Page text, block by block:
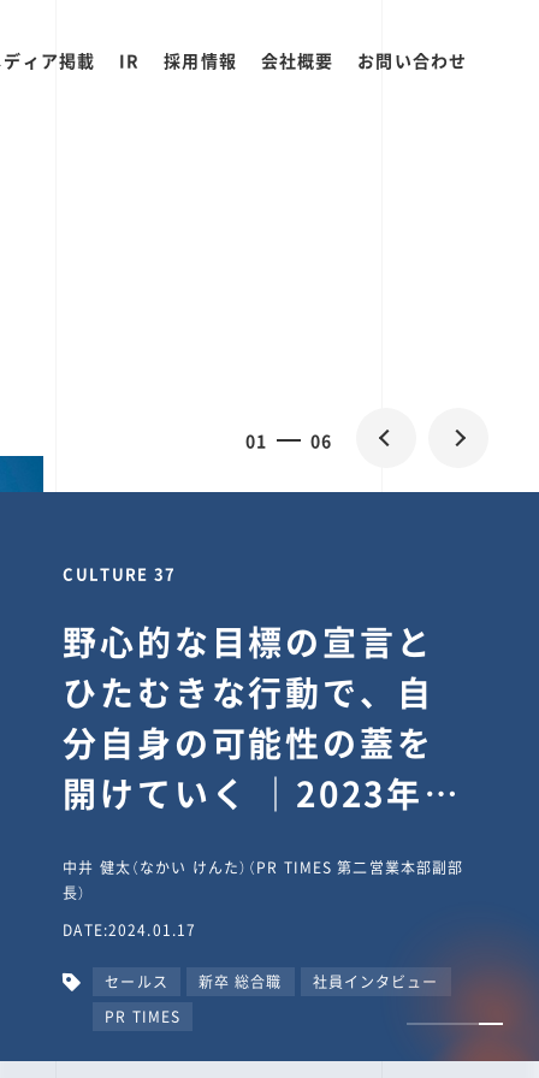
ィア掲載 IR 採用情報 会社概要 お問い合わせ
02 06
CULTURE 30
逆境では自分のスタン
スを変え“予想を裏切
り、期待を超える”【真
輔塾・前編】
山田真輔（やまだ しんすけ）（執行役員 兼 Jooto事業部
長）
DATE:2023.09.08
カルチャー CxO キャリア入社 Jooto